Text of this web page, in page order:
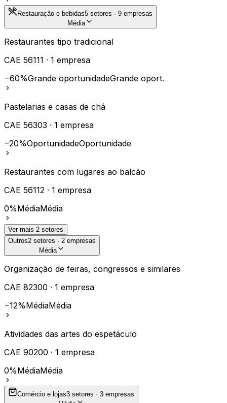
Restauração e bebidas5 setores · 9 empresas
Média
Restaurantes tipo tradicional
CAE 56111 · 1 empresa
−60%Grande oportunidadeGrande oport.
Pastelarias e casas de chá
CAE 56303 · 1 empresa
−20%OportunidadeOportunidade
Restaurantes com lugares ao balcão
CAE 56112 · 1 empresa
0%MédiaMédia
Ver mais 2 setores
Outros2 setores · 2 empresas
Média
Organização de feiras, congressos e similares
CAE 82300 · 1 empresa
−12%MédiaMédia
Atividades das artes do espetáculo
CAE 90200 · 1 empresa
0%MédiaMédia
Comércio e lojas3 setores · 3 empresas